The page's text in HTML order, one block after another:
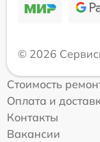
© 2026
Стоимость
Оплата и
Контакты
Вакансии